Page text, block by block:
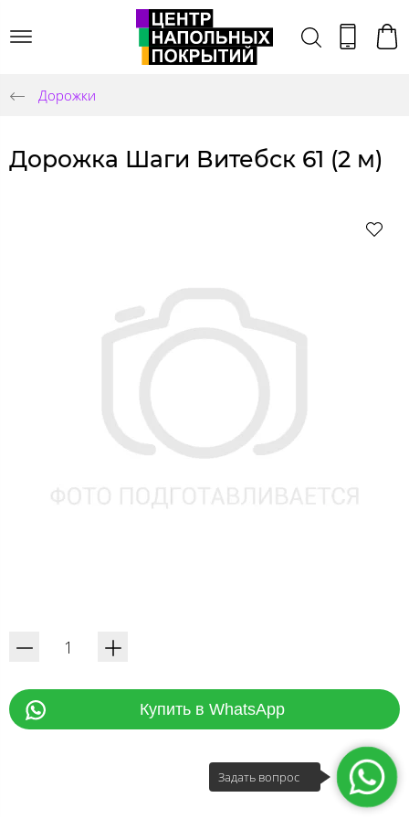
Дорожки
Дорожка Шаги Витебск 61 (2 м)
Купить в WhatsApp
Задать вопрос